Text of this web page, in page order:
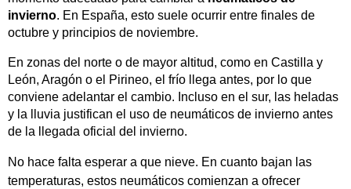
invierno. En España, esto suele ocurrir entre finales de
octubre y principios de noviembre.
En zonas del norte o de mayor altitud, como en Castilla y
León, Aragón o el Pirineo, el frío llega antes, por lo que
conviene adelantar el cambio. Incluso en el sur, las heladas
y la lluvia justifican el uso de neumáticos de invierno antes
de la llegada oficial del invierno.
No hace falta esperar a que nieve. En cuanto bajan las
temperaturas, estos neumáticos comienzan a ofrecer